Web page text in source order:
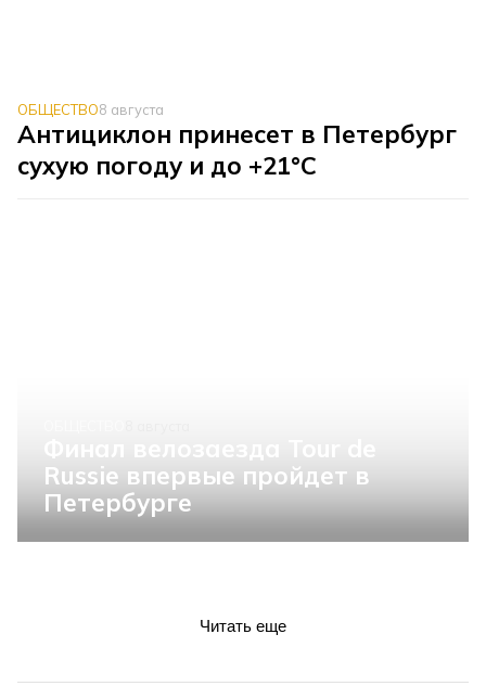
ОБЩЕСТВО8 августа
Антициклон принесет в Петербург
сухую погоду и до +21°C
Russie впервые пройдет в
Петербурге
Читать еще